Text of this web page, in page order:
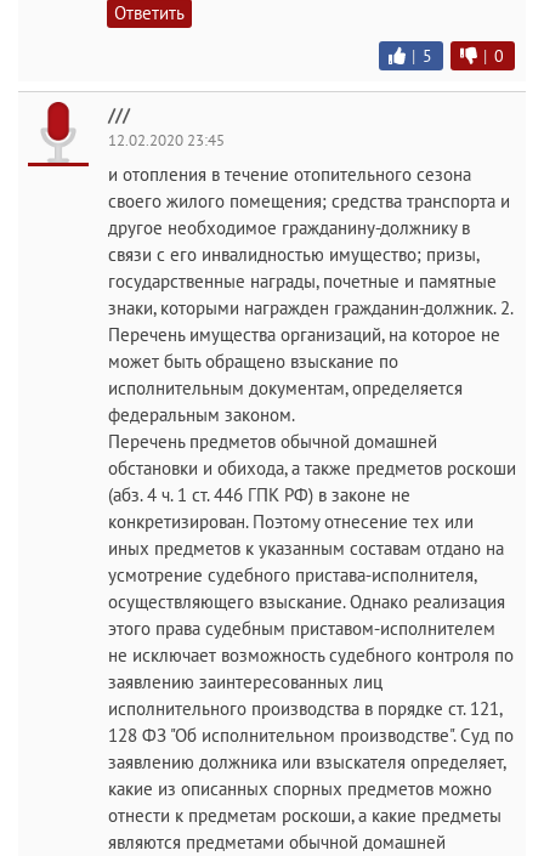
Ответить
| 5 | 0
///
12.02.2020 23:45
и отопления в течение отопительного сезона
своего жилого помещения; средства транспорта и
другое необходимое гражданину-должнику в
связи с его инвалидностью имущество; призы,
государственные награды, почетные и памятные
знаки, которыми награжден гражданин-должник. 2.
Перечень имущества организаций, на которое не
может быть обращено взыскание по
исполнительным документам, определяется
федеральным законом.
Перечень предметов обычной домашней
обстановки и обихода, а также предметов роскоши
(абз. 4 ч. 1 ст. 446 ГПК РФ) в законе не
конкретизирован. Поэтому отнесение тех или
иных предметов к указанным составам отдано на
усмотрение судебного пристава-исполнителя,
осуществляющего взыскание. Однако реализация
этого права судебным приставом-исполнителем
не исключает возможность судебного контроля по
заявлению заинтересованных лиц
исполнительного производства в порядке ст. 121,
128 ФЗ "Об исполнительном производстве". Суд по
заявлению должника или взыскателя определяет,
какие из описанных спорных предметов можно
отнести к предметам роскоши, а какие предметы
являются предметами обычной домашней